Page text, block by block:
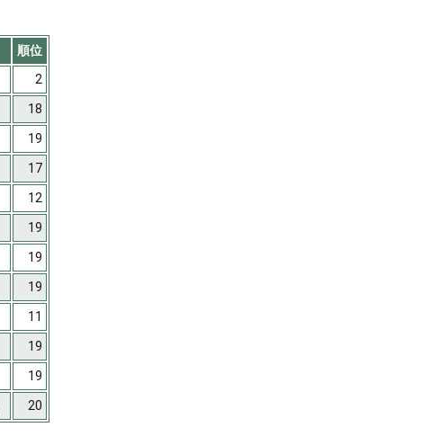
順位
2
18
19
17
12
19
19
19
11
19
19
20